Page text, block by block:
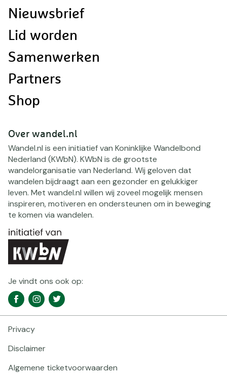
Nieuwsbrief
Lid worden
Samenwerken
Partners
Shop
Over wandel.nl
Wandel.nl is een initiatief van Koninklijke Wandelbond
Nederland (KWbN). KWbN is de grootste
wandelorganisatie van Nederland. Wij geloven dat
wandelen bijdraagt aan een gezonder en gelukkiger
leven. Met wandel.nl willen wij zoveel mogelijk mensen
inspireren, motiveren en ondersteunen om in beweging
te komen via wandelen.
Je vindt ons ook op:
Social
media
navigatie
FacebookInstagramTwitter
Footer
Privacy
Disclaimer
Algemene ticketvoorwaarden